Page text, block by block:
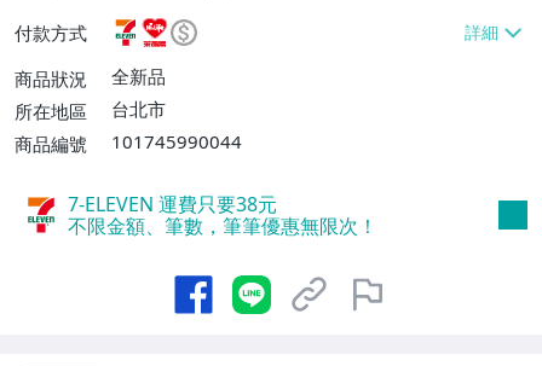
或消費滿$1298免運費】、7-ELEVEN取貨
不付款【免運費】、萊爾富取貨付款【單件
運費$60、滿5件或消費滿$1298免運
費】、宅配/貨運【單件運費$120、滿5件
付款方式
商品狀況
全新品
所在地區
台北市
商品編號
101745990044
7-ELEVEN 運費只要38元
不限金額、筆數，筆筆優惠無限次！